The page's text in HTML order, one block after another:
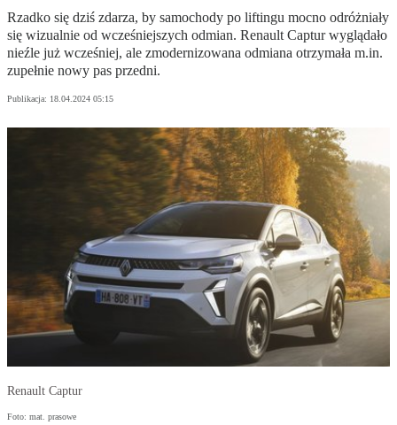
Rzadko się dziś zdarza, by samochody po liftingu mocno odróżniały
się wizualnie od wcześniejszych odmian. Renault Captur wyglądało
nieźle już wcześniej, ale zmodernizowana odmiana otrzymała m.in.
zupełnie nowy pas przedni.
Publikacja: 18.04.2024 05:15
Renault Captur
Foto: mat. prasowe